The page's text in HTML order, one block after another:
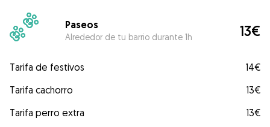
Paseos
Alrededor de tu barrio durante 1h 13€
Tarifa de festivos
14€
Tarifa cachorro
13€
Tarifa perro extra
13€